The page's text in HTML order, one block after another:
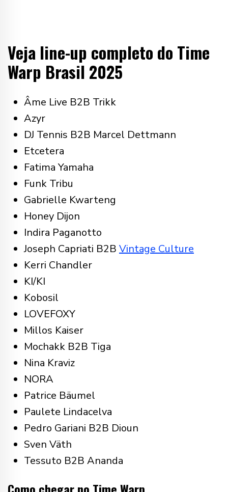
Veja line-up completo do Time
Warp Brasil 2025
Âme Live B2B Trikk
Azyr
DJ Tennis B2B Marcel Dettmann
Etcetera
Fatima Yamaha
Funk Tribu
Gabrielle Kwarteng
Honey Dijon
Indira Paganotto
Joseph Capriati B2B Vintage Culture
Kerri Chandler
KI/KI
Kobosil
LOVEFOXY
Millos Kaiser
Mochakk B2B Tiga
Nina Kraviz
NORA
Patrice Bäumel
Paulete Lindacelva
Pedro Gariani B2B Dioun
Sven Väth
Tessuto B2B Ananda